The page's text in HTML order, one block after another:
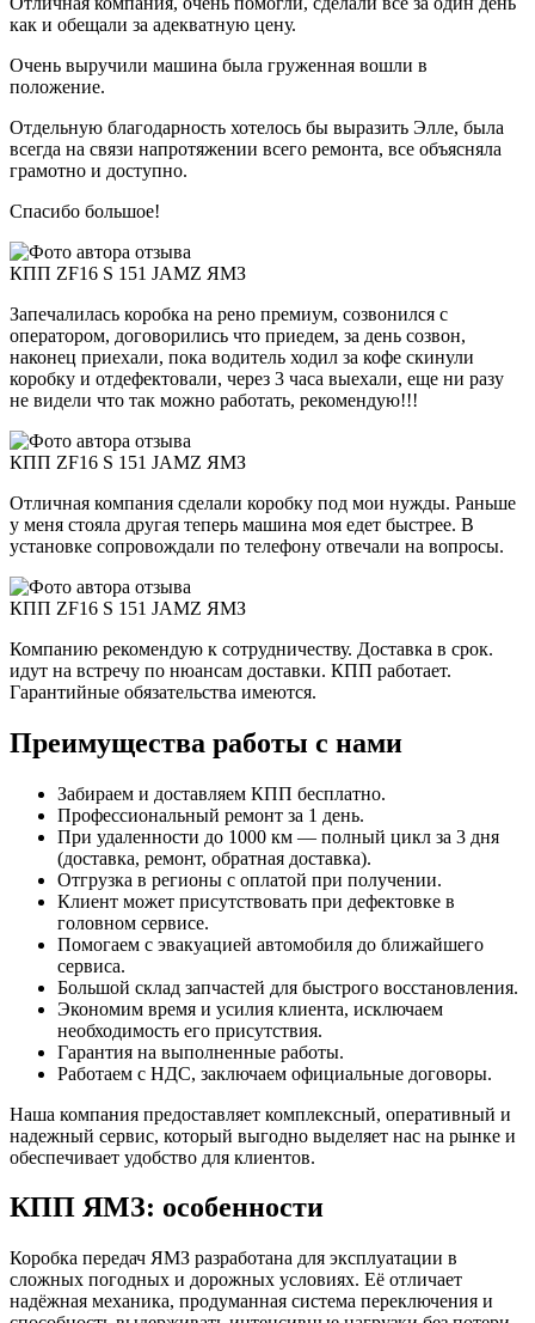
как и обещали за адекватную цену.
Очень выручили машина была груженная вошли в
положение.
Отдельную благодарность хотелось бы выразить Элле, была
всегда на связи напротяжении всего ремонта, все объясняла
грамотно и доступно.
Спасибо большое!
КПП ZF16 S 151 JAMZ ЯМЗ
Запечалилась коробка на рено премиум, созвонился с
оператором, договорились что приедем, за день созвон,
наконец приехали, пока водитель ходил за кофе скинули
коробку и отдефектовали, через 3 часа выехали, еще ни разу
не видели что так можно работать, рекомендую!!!
КПП ZF16 S 151 JAMZ ЯМЗ
Отличная компания сделали коробку под мои нужды. Раньше
у меня стояла другая теперь машина моя едет быстрее. В
установке сопровождали по телефону отвечали на вопросы.
КПП ZF16 S 151 JAMZ ЯМЗ
Компанию рекомендую к сотрудничеству. Доставка в срок.
идут на встречу по нюансам доставки. КПП работает.
Гарантийные обязательства имеются.
Преимущества работы с нами
Забираем и доставляем КПП бесплатно.
Профессиональный ремонт за 1 день.
При удаленности до 1000 км — полный цикл за 3 дня
(доставка, ремонт, обратная доставка).
Отгрузка в регионы с оплатой при получении.
Клиент может присутствовать при дефектовке в
головном сервисе.
Помогаем с эвакуацией автомобиля до ближайшего
сервиса.
Большой склад запчастей для быстрого восстановления.
Экономим время и усилия клиента, исключаем
необходимость его присутствия.
Гарантия на выполненные работы.
Работаем с НДС, заключаем официальные договоры.
Наша компания предоставляет комплексный, оперативный и
надежный сервис, который выгодно выделяет нас на рынке и
обеспечивает удобство для клиентов.
КПП ЯМЗ: особенности
Коробка передач ЯМЗ разработана для эксплуатации в
сложных погодных и дорожных условиях. Её отличает
надёжная механика, продуманная система переключения и